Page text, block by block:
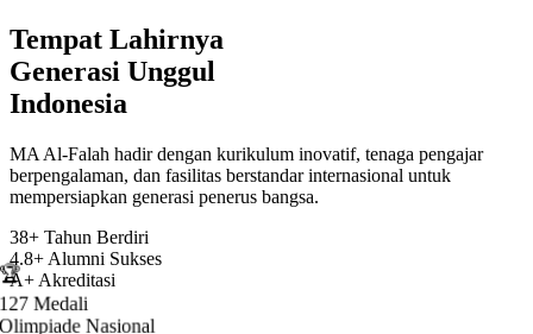
Tempat Lahirnya
Generasi Unggul
Indonesia
MA Al-Falah hadir dengan kurikulum inovatif, tenaga pengajar
berpengalaman, dan fasilitas berstandar internasional untuk
mempersiapkan generasi penerus bangsa.
38+ Tahun Berdiri
4.8+ Alumni Sukses
A+ Akreditasi
Medali
Nasional